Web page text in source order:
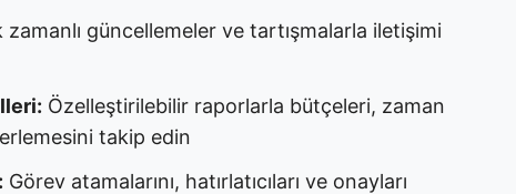
zamanlı güncellemeler ve tartışmalarla iletişimi
Özelleştirilebilir raporlarla bütçeleri, zaman
takip edin
Görev atamalarını, hatırlatıcıları ve onayları